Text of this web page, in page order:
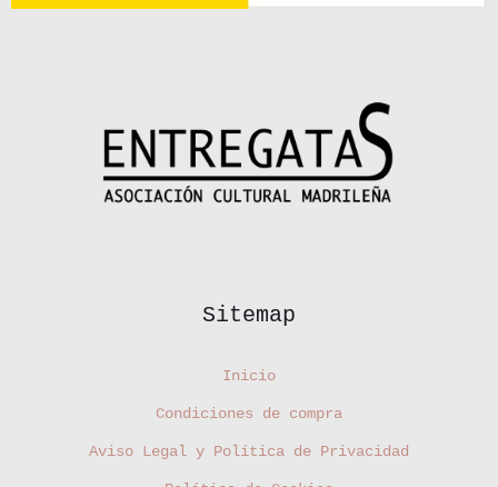
Sitemap
Inicio
Condiciones de compra
Aviso Legal y Política de Privacidad